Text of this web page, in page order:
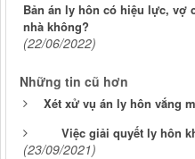
Bản án ly hôn có hiệu lực, vợ
nhà không?
(22/06/2022)
Những tin cũ hơn
Xét xử vụ án ly hôn vắng
Việc giải quyết ly hôn
(23/09/2021)